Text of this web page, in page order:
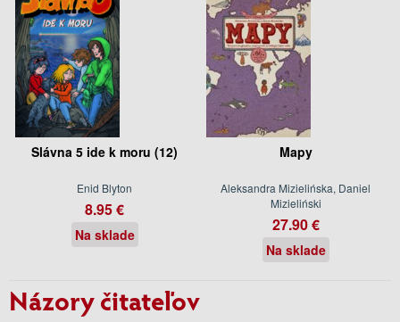
Slávna 5 ide k moru (12)
Enid Blyton
8.95 €
Na sklade
Mapy
Aleksandra Mizielińska, Daniel
Mizieliński
27.90 €
Na sklade
Názory čitateľov